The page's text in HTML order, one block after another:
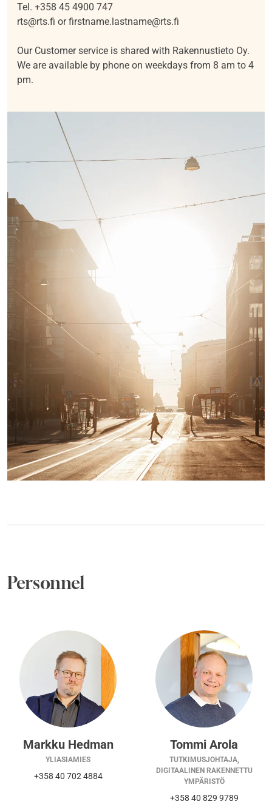
Tel. +358 45 4900 747
‍rts@rts.fi or firstname.lastname@rts.fi
Our Customer service is shared with Rakennustieto Oy.
We are available by phone on weekdays from 8 am to 4
pm.
Personnel
Markku Hedman
YLIASIAMIES
+358 40 702 4884
Tommi Arola
TUTKIMUSJOHTAJA,
DIGITAALINEN RAKENNETTU
YMPÄRISTÖ
+358 40 829 9789